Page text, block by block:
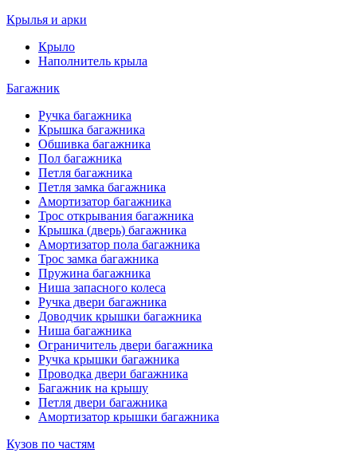
Крылья и арки
Крыло
Наполнитель крыла
Багажник
Ручка багажника
Крышка багажника
Обшивка багажника
Пол багажника
Петля багажника
Петля замка багажника
Амортизатор багажника
Трос открывания багажника
Крышка (дверь) багажника
Амортизатор пола багажника
Трос замка багажника
Пружина багажника
Ниша запасного колеса
Ручка двери багажника
Доводчик крышки багажника
Ниша багажника
Ограничитель двери багажника
Ручка крышки багажника
Проводка двери багажника
Багажник на крышу
Петля двери багажника
Амортизатор крышки багажника
Кузов по частям